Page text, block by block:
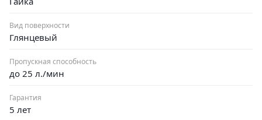
Вид поверхности
Глянцевый
Пропускная способность
до 25 л./мин
Гарантия
5 лет